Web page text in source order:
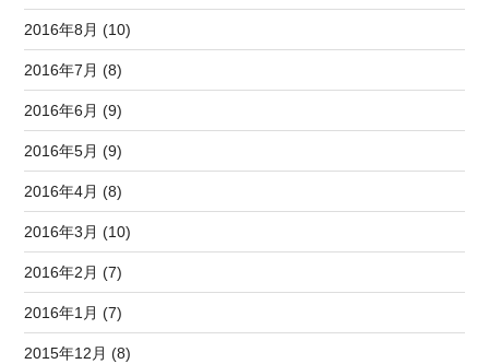
2016年8月 (10)
2016年7月 (8)
2016年6月 (9)
2016年5月 (9)
2016年4月 (8)
2016年3月 (10)
2016年2月 (7)
2016年1月 (7)
2015年12月 (8)